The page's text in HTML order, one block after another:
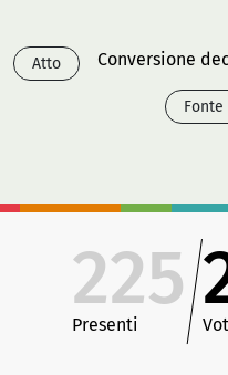
Atto Conversione
225
Presenti